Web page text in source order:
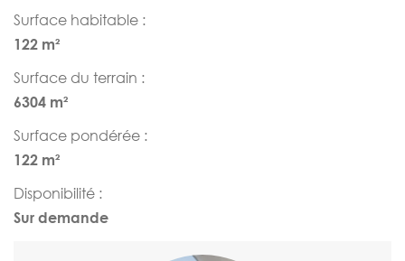
Surface habitable :
122 m²
Surface du terrain :
6304 m²
Surface pondérée :
122 m²
Disponibilité :
Sur demande